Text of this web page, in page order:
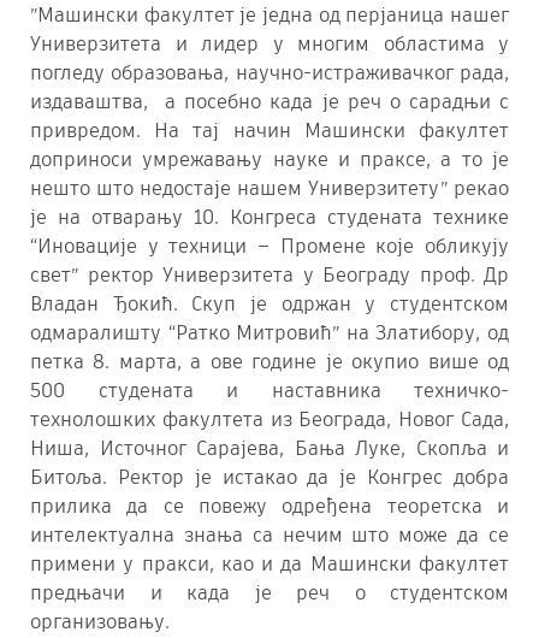
”Машински факултет је једна од перјаница нашег
Универзитета и лидер у многим областима у
погледу образовања, научно-истраживачког рада,
издаваштва, а посебно када је реч о сарадњи с
привредом. На тај начин Машински факултет
доприноси умрежавању науке и праксе, а то је
нешто што недостаје нашем Универзитету” рекао
је на отварању 10. Конгреса студената технике
“Иновације у техници – Промене које обликују
свет” ректор Универзитета у Београду проф. Др
Владан Ђокић. Скуп је одржан у студентском
одмаралишту “Ратко Митровић” на Златибору, од
петка 8. марта, а ове године је окупио више од
500 студената и наставника техничко-
технолошких факултета из Београда, Новог Сада,
Ниша, Источног Сарајева, Бања Луке, Скопља и
Битоља. Ректор је истакао да је Конгрес добра
прилика да се повежу одређена теоретска и
интелектуална знања са нечим што може да се
примени у пракси, као и да Машински факултет
предњачи и када је реч о студентском
организовању.